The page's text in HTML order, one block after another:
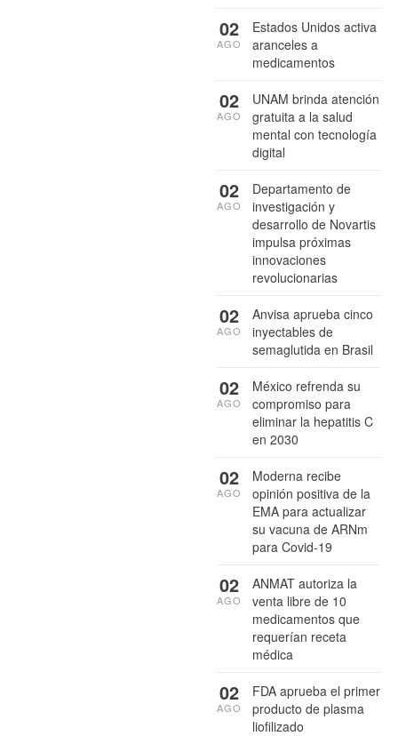
Estados Unidos activa
aranceles a
medicamentos
02
AGO
UNAM brinda atención
gratuita a la salud
mental con tecnología
digital
02
AGO
Departamento de
investigación y
desarrollo de Novartis
impulsa próximas
innovaciones
revolucionarias
02
AGO
Anvisa aprueba cinco
inyectables de
semaglutida en Brasil
02
AGO
México refrenda su
compromiso para
eliminar la hepatitis C
en 2030
02
AGO
Moderna recibe
opinión positiva de la
EMA para actualizar
su vacuna de ARNm
para Covid-19
02
AGO
ANMAT autoriza la
venta libre de 10
medicamentos que
requerían receta
médica
02
AGO
FDA aprueba el primer
producto de plasma
liofilizado
02
AGO